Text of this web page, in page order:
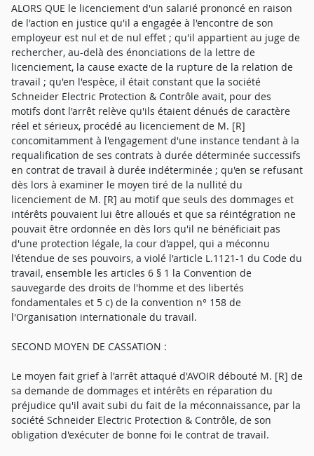
ALORS QUE le licenciement d'un salarié prononcé en raison
de l'action en justice qu'il a engagée à l'encontre de son
employeur est nul et de nul effet ; qu'il appartient au juge de
rechercher, au-delà des énonciations de la lettre de
licenciement, la cause exacte de la rupture de la relation de
travail ; qu'en l'espèce, il était constant que la société
Schneider Electric Protection & Contrôle avait, pour des
motifs dont l'arrêt relève qu'ils étaient dénués de caractère
réel et sérieux, procédé au licenciement de M. [R]
concomitamment à l'engagement d'une instance tendant à la
requalification de ses contrats à durée déterminée successifs
en contrat de travail à durée indéterminée ; qu'en se refusant
dès lors à examiner le moyen tiré de la nullité du
licenciement de M. [R] au motif que seuls des dommages et
intérêts pouvaient lui être alloués et que sa réintégration ne
pouvait être ordonnée en dès lors qu'il ne bénéficiait pas
d'une protection légale, la cour d'appel, qui a méconnu
l'étendue de ses pouvoirs, a violé l'article L.1121-1 du Code du
travail, ensemble les articles 6 § 1 la Convention de
sauvegarde des droits de l'homme et des libertés
fondamentales et 5 c) de la convention n° 158 de
l'Organisation internationale du travail.
SECOND MOYEN DE CASSATION :
Le moyen fait grief à l'arrêt attaqué d'AVOIR débouté M. [R] de
sa demande de dommages et intérêts en réparation du
préjudice qu'il avait subi du fait de la méconnaissance, par la
société Schneider Electric Protection & Contrôle, de son
obligation d'exécuter de bonne foi le contrat de travail.